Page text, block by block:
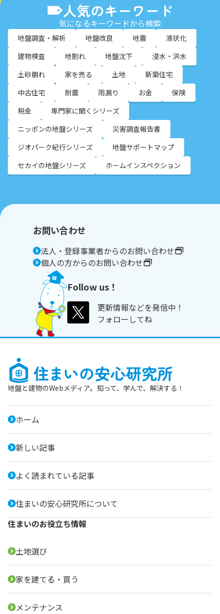
人気のキーワード
気になるキーワードから検索
地盤調査・解析 地盤改良 地震
液状化
建物検査
地割れ 地盤沈下
浸水・洪水
土砂崩れ
家を売る 土地
新築住宅
中古住宅
耐震 雨漏り お金
保険
税金
専門家に聞くシリーズ
ニッポンの地盤シリーズ
災害調査報告書
ジオパーク紀行シリーズ
地盤サポートマップ
セカイの地盤シリーズ
ホームインスペクション
お問い合わせ
法人・登録事業者からのお問い合わせ
個人の方からのお問い合わせ
Follow us！
更新情報などを発信中！
フォローしてね
地盤と建物のWebメディア。知って、学んで、解決する！
ホーム
新しい記事
よく読まれている記事
住まいの安心研究所について
住まいのお役立ち情報
土地選び
家を建てる・買う
メンテナンス